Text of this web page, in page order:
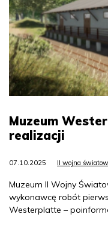
Muzeum
realizacji
07.10.2025 II wojna
Muzeum II Wojny
wykonawcę robót
Westerplatte –